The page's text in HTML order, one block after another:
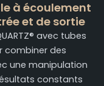
à écoulement
et de sortie
avec tubes
combiner des
une manipulation
constants